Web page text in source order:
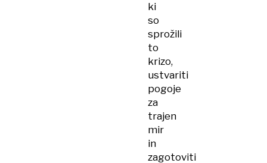
ki
so
sprožili
to
krizo,
ustvariti
pogoje
za
trajen
mir
in
zagotoviti